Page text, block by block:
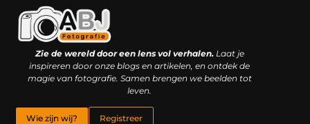
Zie de wereld door een lens vol verhalen.Laat je
inspireren door onze blogs en artikelen, en ontdek de
magie van fotografie. Samen brengen we beelden tot
leven.
Wie zijn wij? Registreer